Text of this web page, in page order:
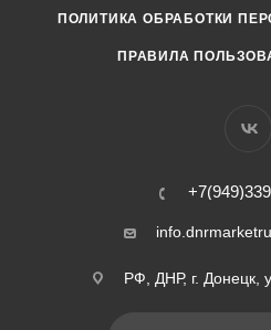
ПОЛИТИКА ОБРАБОТКИ
ПРАВИЛА
РФ, ДНР, г. Донецк,